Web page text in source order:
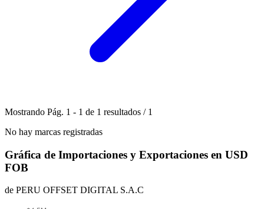
Mostrando Pág. 1 - 1 de 1 resultados / 1
No hay marcas registradas
Gráfica de Importaciones y Exportaciones en USD
FOB
de PERU OFFSET DIGITAL S.A.C